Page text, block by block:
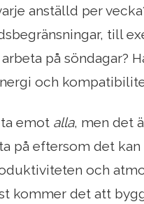
anställd per
till
på söndagar?
och
emot alla, men det
på eftersom det kan
och
kommer det att